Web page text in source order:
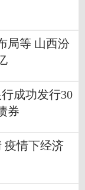
局等 山西汾
成功发行30
券
疫情下经济